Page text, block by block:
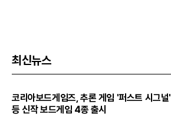
최신뉴스
코리아보드게임즈, 추론 게임 '퍼스트 시그널'
등 신작 보드게임 4종 출시